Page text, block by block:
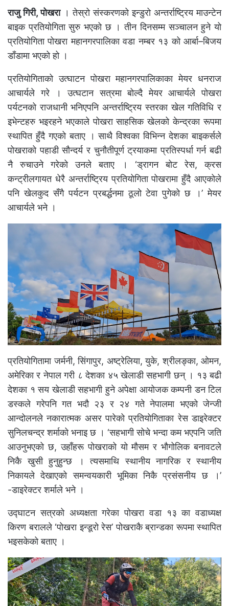
राजु गिरी, पोखरा। तेस्रो संस्करणको इन्डुरो अन्तर्राष्ट्रिय माउन्टेन
बाइक प्रतियोगिता सुरु भएको छ । तीन दिनसम्म सञ्चालन हुने यो
प्रतियोगिता पोखरा महानगरपालिका वडा नम्बर १३ को आर्बा–बिजय
डाँडामा भएको हो ।
प्रतियोगिताको उत्घाटन पोखरा महानगरपालिकाका मेयर धनराज
आचार्यले गरे । उत्घटान सत्रमा बोल्दै मेयर आचार्यले पोखरा
पर्यटनको राजधानी भनिएपनि अन्तर्राष्ट्रिय स्तरका खेल गतिविधि र
इभेन्टहरु भइरहने भएकाले पोखरा साहसिक खेलको केन्द्रका रूपमा
स्थापित हुँदै गएको बताए । साथै विश्वका विभिन्न देशका बाइकर्सले
पोखराको पहाडी सौन्दर्य र चुनौतीपूर्ण ट्रयाकमा प्रतिस्पर्धा गर्न बढी
नै रुचाउने गरेको उनले बताए । ‘ड्रागन बोट रेस, क्रस
कन्ट्रीलगायत धेरै अन्तर्राष्ट्रिय प्रतियोगिता पोखरामा हुँदै आएकोले
पनि खेलकुद सँगै पर्यटन प्रबर्द्धनमा ठूलो टेवा पुगेको छ ।’ मेयर
आचार्यले भने ।
प्रतियोगितामा जर्मनी, सिंगापुर, अष्ट्रेलिया, युके, श्रीलङ्का, ओमन,
अमेरिका र नेपाल गरी ८ देशका ४५ खेलाडी सहभागी छन् । १३ बढी
देशका १ सय खेलाडी सहभागी हुने अपेक्षा आयोजक कम्पनी डन टिल
डस्कले गरेपनि गत भदौ २३ र २४ गते नेपालमा भएको जेन्जी
आन्दोलनले नकारात्मक असर पारेको प्रतियोगिताका रेस डाइरेक्टर
सुनिलचन्द्र शर्माको भनाइ छ । ‘सहभागी सोचे भन्दा कम भएपनि जति
आउनुभएको छ, उहाँहरू पोखराको यो मौसम र भौगोलिक बनावटले
निकै खुसी हुनुहुन्छ । त्यसमाथि स्थानीय नागरिक र स्थानीय
निकायले देखाएको समन्वयकारी भूमिका निकै प्रसंसनीय छ ।’
-डाइरेक्टर शर्माले भने ।
उद्घाटन सत्रको अध्यक्षता गरेका पोखरा वडा १३ का वडाध्यक्ष
किरण बरालले ‘पोखरा इन्डूरो रेस’ पोखराकै ब्रान्डका रूपमा स्थापित
भइसकेको बताए ।